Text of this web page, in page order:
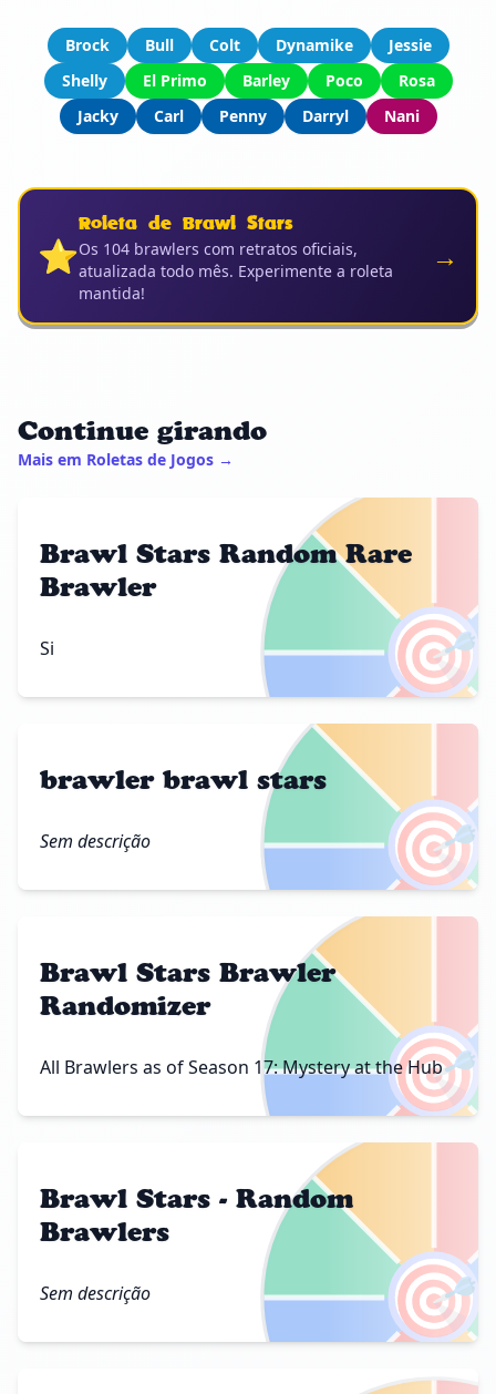
Brock Bull Colt Dynamike
Jessie
Shelly
El Primo Barley Poco
Rosa
Jacky
Carl Penny Darryl Nani
⭐
Roleta de Brawl Stars
Os 104 brawlers com retratos oficiais,
atualizada todo mês. Experimente a roleta
mantida!
→
Continue girando
Mais em Roletas de Jogos →
🎯
Brawl Stars Random Rare
Brawler
Si
🎯
brawler brawl stars
Sem descrição
🎯
Brawl Stars Brawler
Randomizer
All Brawlers as of Season 17: Mystery at the Hub
🎯
Brawl Stars - Random
Brawlers
Sem descrição